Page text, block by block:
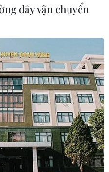
dây vận chuyển